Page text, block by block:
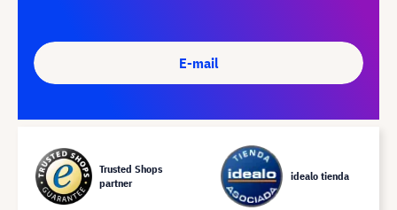
E-mail
Trusted Shops
partner
idealo tienda